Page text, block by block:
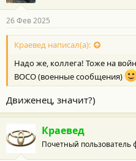
26 Фев 2025
Краевед написал(а):
Надо же, коллега! Тоже на
ВОСО (военные сообщения)
Движенец, значит?)
Краевед
Почетный пользователь